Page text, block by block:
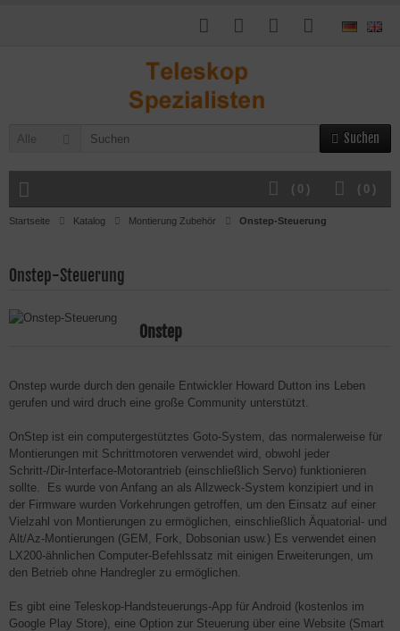
Alle Suchen
( 0 )
( 0 )
Startseite Katalog Montierung Zubehör Onstep-Steuerung
Onstep-Steuerung
Onstep
Onstep wurde durch den genaile Entwickler Howard Dutton ins Leben
gerufen und wird druch eine große Community unterstützt.
OnStep ist ein computergestütztes Goto-System, das normalerweise für
Montierungen mit Schrittmotoren verwendet wird, obwohl jeder
Schritt-/Dir-Interface-Motorantrieb (einschließlich Servo) funktionieren
sollte. Es wurde von Anfang an als Allzweck-System konzipiert und in
der Firmware wurden Vorkehrungen getroffen, um den Einsatz auf einer
Vielzahl von Montierungen zu ermöglichen, einschließlich Äquatorial- und
Alt/Az-Montierungen (GEM, Fork, Dobsonian usw.) Es verwendet einen
LX200-ähnlichen Computer-Befehlssatz mit einigen Erweiterungen, um
den Betrieb ohne Handregler zu ermöglichen.
Es gibt eine Teleskop-Handsteuerungs-App für Android (kostenlos im
Google Play Store), eine Option zur Steuerung über eine Website (Smart